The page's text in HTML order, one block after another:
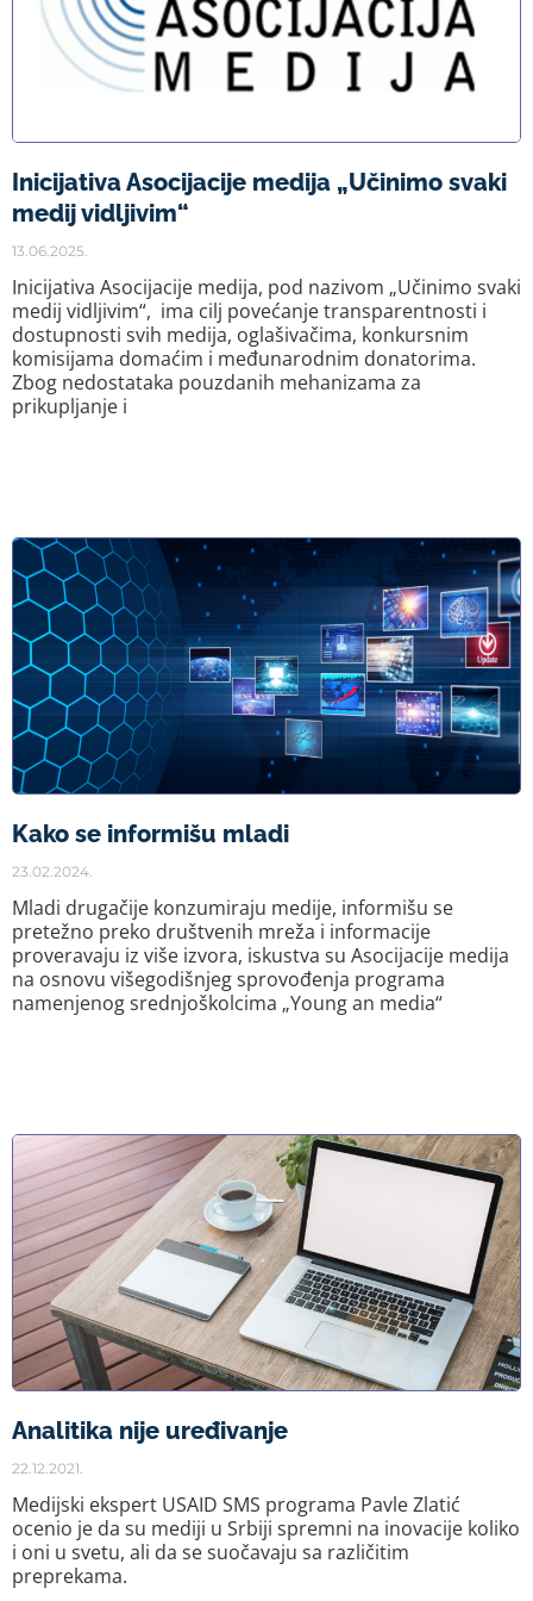
Inicijativa Asocijacije medija „Učinimo svaki
medij vidljivim“
13.06.2025.
Inicijativa Asocijacije medija, pod nazivom „Učinimo svaki
medij vidljivim“, ima cilj povećanje transparentnosti i
dostupnosti svih medija, oglašivačima, konkursnim
komisijama domaćim i međunarodnim donatorima.
Zbog nedostataka pouzdanih mehanizama za
prikupljanje i
Kako se informišu mladi
23.02.2024.
Mladi drugačije konzumiraju medije, informišu se
pretežno preko društvenih mreža i informacije
proveravaju iz više izvora, iskustva su Asocijacije medija
na osnovu višegodišnjeg sprovođenja programa
namenjenog srednjoškolcima „Young an media“
Analitika nije uređivanje
22.12.2021.
Medijski ekspert USAID SMS programa Pavle Zlatić
ocenio je da su mediji u Srbiji spremni na inovacije koliko
i oni u svetu, ali da se suočavaju sa različitim
preprekama.